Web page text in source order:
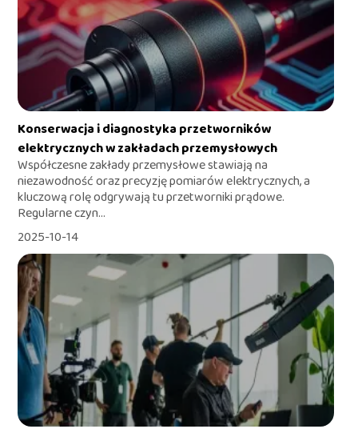
Konserwacja i diagnostyka przetworników
elektrycznych w zakładach przemysłowych
Współczesne zakłady przemysłowe stawiają na
niezawodność oraz precyzję pomiarów elektrycznych, a
kluczową rolę odgrywają tu przetworniki prądowe.
Regularne czyn...
2025-10-14